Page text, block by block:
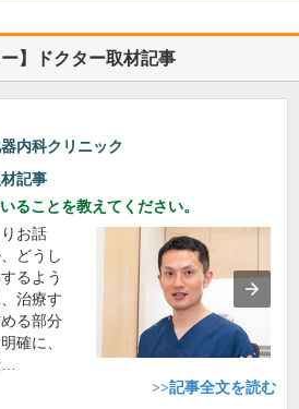
】ドクター取材記事
内科クリニック
記事
ることを教えてください。
お話
どうし
るよう
治療す
る部分
確に、
…
>>記事全文を読む